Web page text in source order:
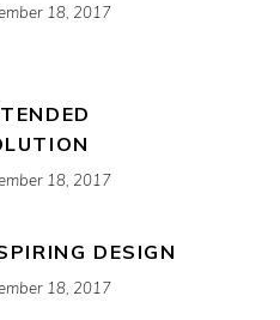
18, 2017
18, 2017
DESIGN
18, 2017